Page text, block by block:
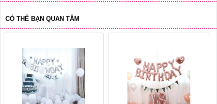
CÓ THỂ BẠN QUAN TÂM